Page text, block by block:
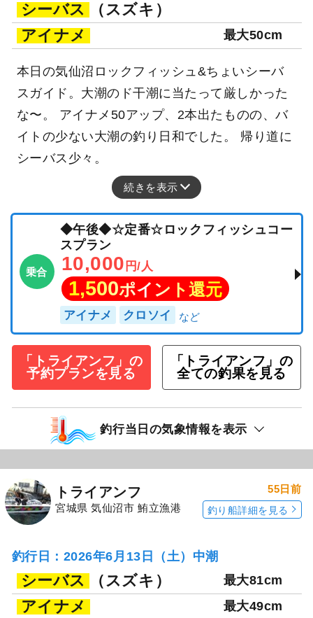
シーバス
（スズキ）
アイナメ
最大50cm
本日の気仙沼ロックフィッシュ&ちょいシーバ
スガイド。大潮のド干潮に当たって厳しかった
な〜。 アイナメ50アップ、2本出たものの、バ
イトの少ない大潮の釣り日和でした。 帰り道に
シーバス少々。
続きを表示
乗合
◆午後◆☆定番☆ロックフィッシュコー
スプラン
10,000 円/人
1,500ポイント還元
アイナメ クロソイ
「トライアンフ」の
予約プランを見る
「トライアンフ」の
全ての釣果を見る
釣行当日の気象情報を表示
トライアンフ
宮城県 気仙沼市 鮪立漁港
55日前
釣り船詳細を見る
釣行日：2026年6月13日（土）中潮
シーバス （スズキ） 最大81cm
アイナメ 最大49cm